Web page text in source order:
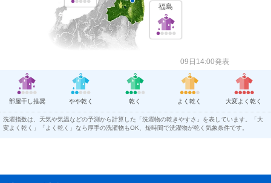
福島
09日14:00発表
部屋干し推奨 やや乾く 乾く よく乾く 大変よく乾く
洗濯指数は、天気や気温などの予測から計算した「洗濯物の乾きやすさ」を表しています。「大
変よく乾く」「よく乾く」なら厚手の洗濯物もOK、短時間で洗濯物が乾く気象条件です。